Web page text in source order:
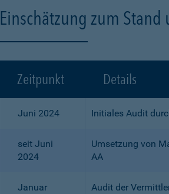
Einschätzung zum
Zeitpunkt Details
Juni 2024 Initiales Audit
seit Juni
2024
Umsetzung von
AA
Januar
Audit der